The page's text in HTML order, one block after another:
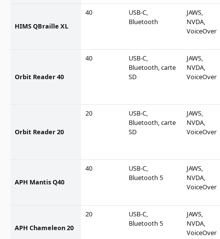
HIMS QBraille XL
40
USB-C,
Bluetooth
JAWS,
NVDA,
VoiceOver
Orbit Reader 40
40
USB-C,
Bluetooth, carte
SD
JAWS,
NVDA,
VoiceOver
Orbit Reader 20
20
USB-C,
Bluetooth, carte
SD
JAWS,
NVDA,
VoiceOver
APH Mantis Q40
40
USB-C,
Bluetooth 5
JAWS,
NVDA,
VoiceOver
APH Chameleon 20
20
USB-C,
Bluetooth 5
JAWS,
NVDA,
VoiceOver